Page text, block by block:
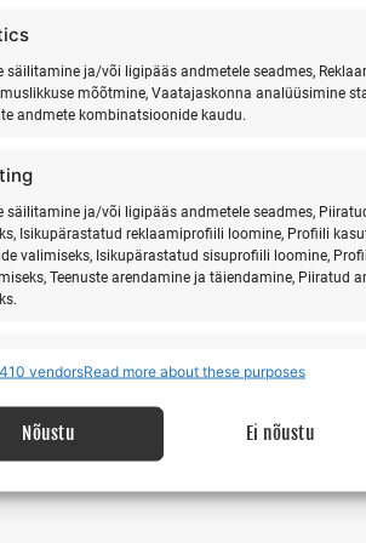
säilitamine ja/või ligipääs andmetele seadmes,
mõõtmine, Vaatajaskonna analüüsimine
andmete kombinatsioonide kaudu.
säilitamine ja/või ligipääs andmetele seadmes,
Isikupärastatud reklaamiprofiili loomine, Profiili
valimiseks, Isikupärastatud sisuprofiili loomine,
Teenuste arendamine ja täiendamine, Piiratud
Seadmete tuvastamine automaatselt edastatud
parandamine, Reklaami ja sisu
vendorsRead more about these purposes
Nõustu Ei nõustu
0
events,
30